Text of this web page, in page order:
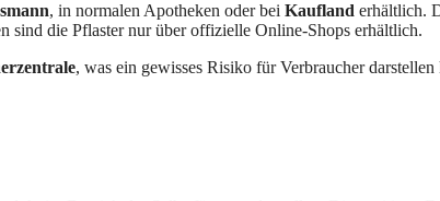
, in normalen Apotheken oder bei Kaufland erhältlich.
sind die Pflaster nur über offizielle Online-Shops erhältlich.
, was ein gewisses Risiko für Verbraucher